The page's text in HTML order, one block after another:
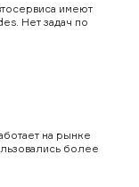
имеют
Нет задач по
на рынке
более